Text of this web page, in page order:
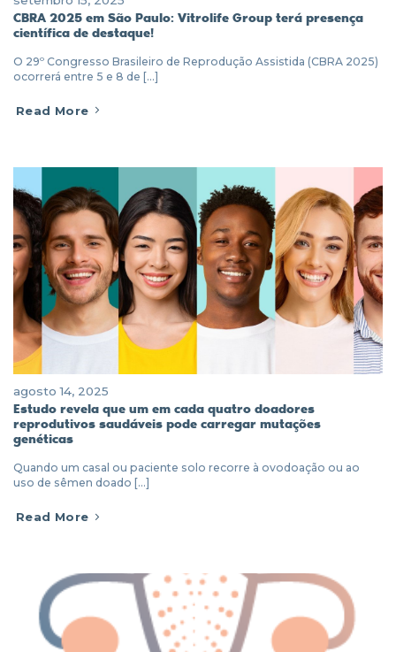
CBRA 2025 em São Paulo: Vitrolife Group terá presença
científica de destaque!
O 29º Congresso Brasileiro de Reprodução Assistida (CBRA 2025)
ocorrerá entre 5 e 8 de [...]
Read More
agosto 14, 2025
Estudo revela que um em cada quatro doadores
reprodutivos saudáveis pode carregar mutações
genéticas
Quando um casal ou paciente solo recorre à ovodoação ou ao
uso de sêmen doado [...]
Read More